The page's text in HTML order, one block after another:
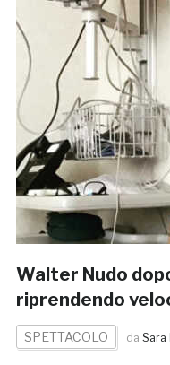
Walter Nudo
riprendendo
SPETTACOLO da Sara